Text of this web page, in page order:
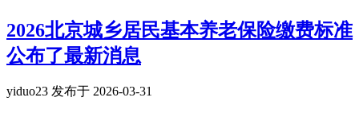
2026北京城乡居民基本养老保险缴费标准
公布了最新消息
yiduo23 发布于 2026-03-31